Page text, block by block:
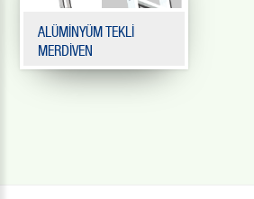
ALÜMİNYÜM TEKLİ
MERDİVEN